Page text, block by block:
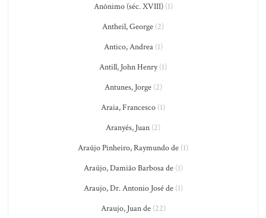
Anônimo (séc. XVIII)(1)
Antheil, George (2)
Antico, Andrea(1)
Antill, John Henry(1)
Antunes, Jorge(2)
Araia, Francesco (1)
Aranyés, Juan (2)
Araújo Pinheiro, Raymundo de (1)
Araújo, Damião Barbosa de(1)
Araujo, Dr. Antonio José de(1)
Araujo, Juan de(22)